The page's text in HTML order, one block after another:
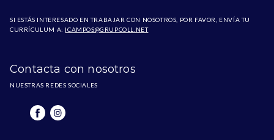
SI ESTÁS INTERESADO EN TRABAJAR CON NOSOTROS, POR FAVOR, ENVÍA TU
CURRÍCULUM A: ICAMPOS@GRUPCOLL.NET
Contacta con nosotros
NUESTRAS REDES SOCIALES